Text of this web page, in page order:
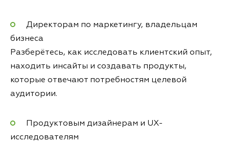
Директорам по маркетингу, владельцам
бизнеса
Разберётесь, как исследовать клиентский опыт,
находить инсайты и создавать продукты,
которые отвечают потребностям целевой
аудитории.
Продуктовым дизайнерам и UX-
исследователям